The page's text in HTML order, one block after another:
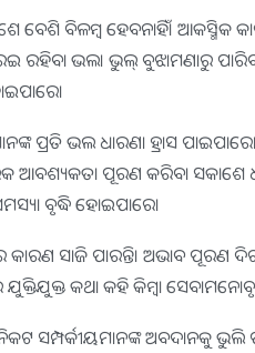
ବେଶି ବିଳମ୍ବ ହେବନାହିଁ। ଆକସ୍ମିକ
ରହିବା ଭଲ। ଭୁଲ୍‌ ବୁଝାମଣାରୁ
ପ୍ରତି ଭଲ ଧାରଣା ହ୍ରାସ
ଆବଶ୍ୟକତା ପୂରଣ କରିବା ସକାଶେ
ବୃଦ୍ଧି ହୋଇପାରେ।
ସାଜି ପାରନ୍ତି। ଅଭାବ ପୂରଣ
କଥା କହି କିମ୍ବା
ସମ୍ପର୍କୀୟମାନଙ୍କ ଅବଦାନକୁ ଭୁଲି